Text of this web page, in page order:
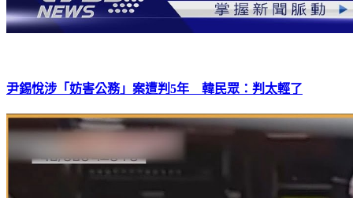
尹錫悅涉「妨害公務」案遭判5年 韓民眾：判太輕了